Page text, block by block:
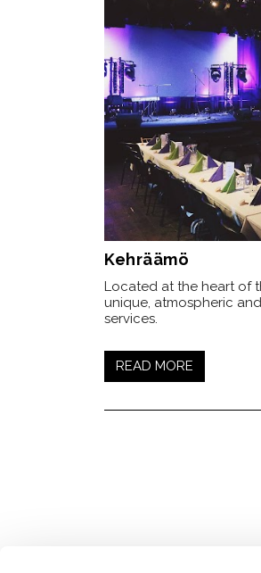
Kehräämö
Located at the heart of
unique, atmospheric
services.
READ MORE